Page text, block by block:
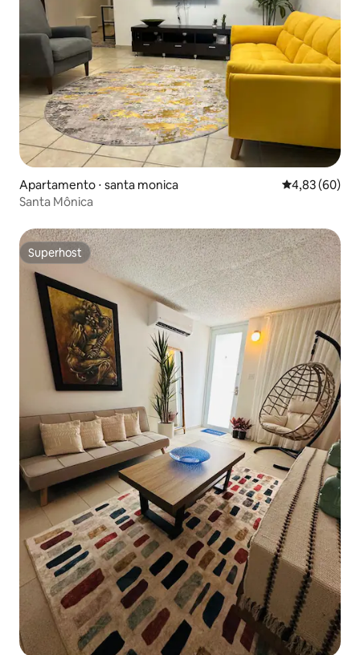
Apartamento ⋅ santa monica 4,83 de uma
4,83 (60)
Santa Mônica
Superhost
Superhost